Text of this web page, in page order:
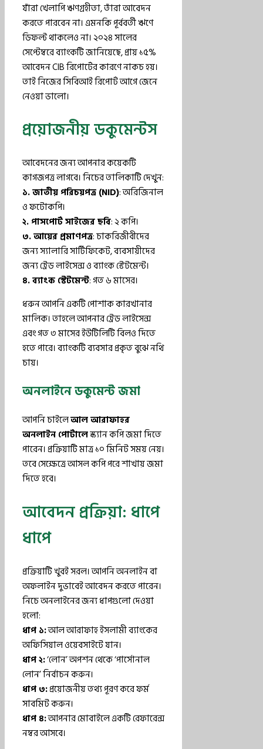
যাঁরা খেলাপি ঋণগ্রহীতা, তাঁরা আবেদন
করতে পারবেন না। এমনকি পূর্ববর্তী ঋণে
ডিফল্ট থাকলেও না। ২০২৪ সালের
সেপ্টেম্বরে ব্যাংকটি জানিয়েছে, প্রায় ১৫%
আবেদন CIB রিপোর্টের কারণে নাকচ হয়।
তাই নিজের সিবিআই রিপোর্ট আগে জেনে
নেওয়া ভালো।
প্রয়োজনীয় ডকুমেন্টস
আবেদনের জন্য আপনার কয়েকটি
কাগজপত্র লাগবে। নিচের তালিকাটি দেখুন:
১. জাতীয় পরিচয়পত্র (NID): অরিজিনাল
ও ফটোকপি।
২. পাসপোর্ট সাইজের ছবি: ২ কপি।
৩. আয়ের প্রমাণপত্র: চাকরিজীবীদের
জন্য স্যালারি সার্টিফিকেট, ব্যবসায়ীদের
জন্য ট্রেড লাইসেন্স ও ব্যাংক স্টেটমেন্ট।
৪. ব্যাংক স্টেটমেন্ট: গত ৬ মাসের।
ধরুন আপনি একটি পোশাক কারখানার
মালিক। তাহলে আপনার ট্রেড লাইসেন্স
এবং গত ৩ মাসের ইউটিলিটি বিলও দিতে
হতে পারে। ব্যাংকটি ব্যবসার প্রকৃত বুঝে নথি
চায়।
অনলাইনে ডকুমেন্ট জমা
আপনি চাইলেআল আরাফাহর
অনলাইন পোর্টালেস্ক্যান কপি জমা দিতে
পারেন। প্রক্রিয়াটি মাত্র ১০ মিনিট সময় নেয়।
তবে সেক্ষেত্রে আসল কপি পরে শাখায় জমা
দিতে হবে।
আবেদন প্রক্রিয়া: ধাপে
ধাপে
প্রক্রিয়াটি খুবই সরল। আপনি অনলাইন বা
অফলাইন দুভাবেই আবেদন করতে পারেন।
নিচে অনলাইনের জন্য ধাপগুলো দেওয়া
হলো:
ধাপ ১:আল আরাফাহ ইসলামী ব্যাংকের
অফিসিয়াল ওয়েবসাইটে যান।
ধাপ ২:‘লোন’ অপশন থেকে ‘পার্সোনাল
লোন’ নির্বাচন করুন।
ধাপ ৩:প্রয়োজনীয় তথ্য পূরণ করে ফর্ম
সাবমিট করুন।
ধাপ ৪:আপনার মোবাইলে একটি রেফারেন্স
নম্বর আসবে।